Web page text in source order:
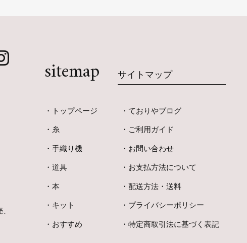
sitemap サイトマップ
トップページ
糸
手織り機
道具
本
キット
おすすめ
ておりやブログ
ご利用ガイド
お問い合わせ
お支払方法について
配送方法・送料
プライバシーポリシー
特定商取引法に基づく表記